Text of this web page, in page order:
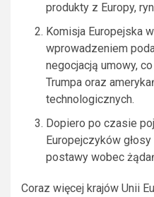
produkty z Europy,
Komisja Europejska
wprowadzeniem
negocjacją umowy,
Trumpa oraz
technologicznych.
Dopiero po czasie
Europejczyków
postawy wobec
Coraz więcej krajów Unii